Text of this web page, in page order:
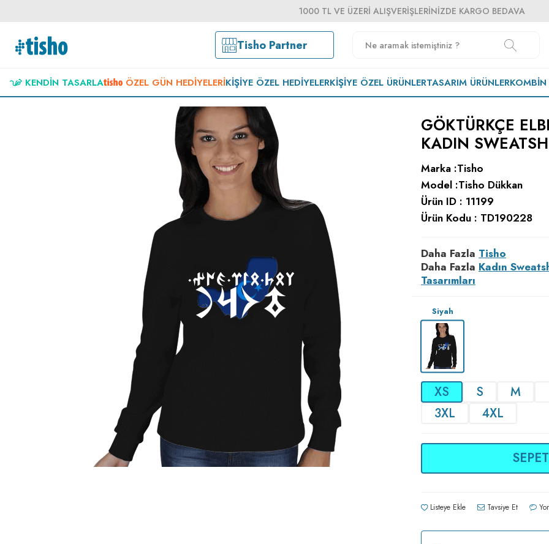
1000 TL VE ÜZERI ALIŞVERIŞLERINIZDE KARGO BEDAVA
Tisho Partner
KENDIN TASARLA ÖZEL GÜN HEDIYELERIKIŞIYE ÖZEL HEDIYELERKIŞIYE ÖZEL ÜRÜNLERTASARIM ÜRÜNLERKOMBIN
GÖKTÜRKÇE
KADIN
Marka :Tisho
Model :Tisho Dükkan
Ürün ID : 11199
Ürün Kodu : TD190228
Daha Fazla Tisho
Daha Fazla Kadın
Tasarımları
Siyah
XS S M
3XL
4XL
Listeye Ekle Tavsiye Et